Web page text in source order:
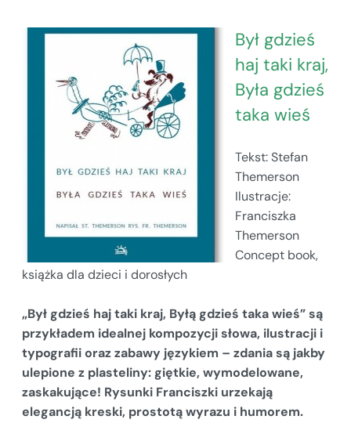
Był gdzieś
haj taki kraj,
Była gdzieś
taka wieś
Tekst: Stefan
Themerson
Ilustracje:
Franciszka
Themerson
Concept book,
książka dla dzieci i dorosłych
„Był gdzieś haj taki kraj, Byłą gdzieś taka wieś” są
przykładem idealnej kompozycji słowa, ilustracji i
typografii oraz zabawy językiem – zdania są jakby
ulepione z plasteliny: giętkie, wymodelowane,
zaskakujące! Rysunki Franciszki urzekają
elegancją kreski, prostotą wyrazu i humorem.